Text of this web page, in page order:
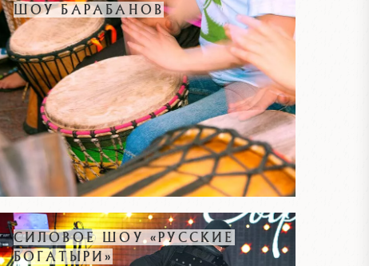
ШОУ БАРАБАНОВ
СИЛОВОЕ ШОУ «РУССКИЕ
БОГАТЫРИ»